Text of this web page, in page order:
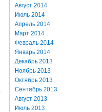
Август 2014
Июль 2014
Апрель 2014
Март 2014
Февраль 2014
Январь 2014
Декабрь 2013
Ноябрь 2013
Октябрь 2013
Сентябрь 2013
Август 2013
Июль 2013